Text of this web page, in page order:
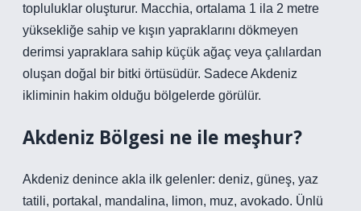
topluluklar oluşturur. Macchia, ortalama 1 ila 2 metre
yüksekliğe sahip ve kışın yapraklarını dökmeyen
derimsi yapraklara sahip küçük ağaç veya çalılardan
oluşan doğal bir bitki örtüsüdür. Sadece Akdeniz
ikliminin hakim olduğu bölgelerde görülür.
Akdeniz Bölgesi ne ile meşhur?
Akdeniz denince akla ilk gelenler: deniz, güneş, yaz
tatili, portakal, mandalina, limon, muz, avokado. Ünlü